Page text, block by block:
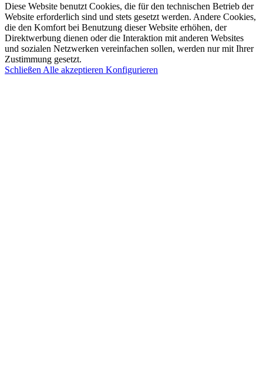
Diese Website benutzt Cookies, die für den technischen Betrieb der
Website erforderlich sind und stets gesetzt werden. Andere Cookies,
die den Komfort bei Benutzung dieser Website erhöhen, der
Direktwerbung dienen oder die Interaktion mit anderen Websites
und sozialen Netzwerken vereinfachen sollen, werden nur mit Ihrer
Zustimmung gesetzt.
Schließen Alle akzeptieren Konfigurieren